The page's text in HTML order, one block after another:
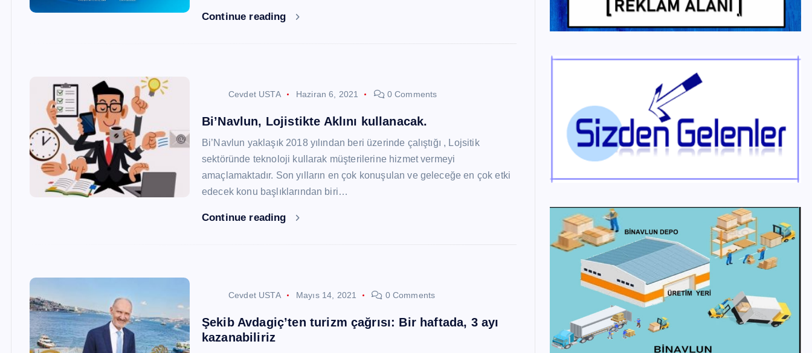
Continue reading
Cevdet USTA Haziran 6, 2021 0 Comments
Bi’Navlun, Lojistikte Aklını kullanacak.
Bi’Navlun yaklaşık 2018 yılından beri üzerinde çalıştığı , Lojsitik
sektöründe teknoloji kullarak müşterilerine hizmet vermeyi
amaçlamaktadır. Son yılların en çok konuşulan ve geleceğe en çok etki
edecek konu başlıklarından biri…
Continue reading
Cevdet USTA Mayıs 14, 2021 0 Comments
Şekib Avdagiç’ten turizm çağrısı: Bir haftada, 3 ayı
kazanabiliriz